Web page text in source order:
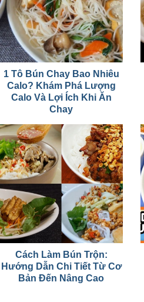
1 Tô Bún Chay Bao Nhiêu
Calo? Khám Phá Lượng
Calo Và Lợi Ích Khi Ăn
Chay
Cách Làm Bún Trộn:
Hướng Dẫn Chi Tiết Từ Cơ
Bản Đến Nâng Cao